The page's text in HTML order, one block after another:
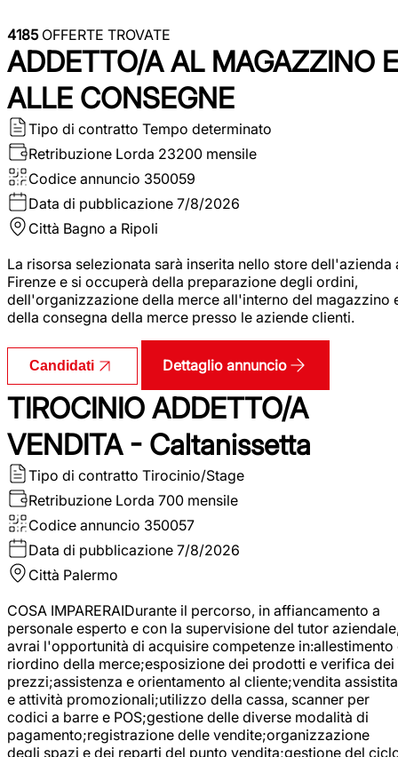
4185OFFERTE TROVATE
ADDETTO/A AL MAGAZZINO E
ALLE CONSEGNE
Tipo di contratto Tempo determinato
Retribuzione Lorda 23200 mensile
Codice annuncio 350059
Data di pubblicazione 7/8/2026
Città Bagno a Ripoli
La risorsa selezionata sarà inserita nello store dell'azienda
Firenze e si occuperà della preparazione degli ordini,
dell'organizzazione della merce all'interno del magazzino
della consegna della merce presso le aziende clienti.
Candidati Dettaglio annuncio
TIROCINIO ADDETTO/A
VENDITA - Caltanissetta
Tipo di contratto Tirocinio/Stage
Retribuzione Lorda 700 mensile
Codice annuncio 350057
Data di pubblicazione 7/8/2026
Città Palermo
COSA IMPARERAIDurante il percorso, in affiancamento a
personale esperto e con la supervisione del tutor
avrai l'opportunità di acquisire competenze in:allestimento
riordino della merce;esposizione dei prodotti e verifica dei
prezzi;assistenza e orientamento al cliente;vendita assistita
e attività promozionali;utilizzo della cassa, scanner per
codici a barre e POS;gestione delle diverse modalità di
pagamento;registrazione delle vendite;organizzazione
degli spazi e dei reparti del punto vendita;gestione del